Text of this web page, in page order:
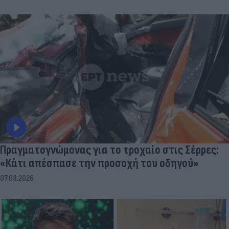
Πραγματογνώμονας για το τροχαίο στις Σέρρες:
«Κάτι απέσπασε την προσοχή του οδηγού»
07.08.2026